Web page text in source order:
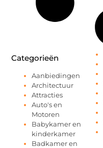
Categorieën
Aanbiedingen
Architectuur
Attracties
Auto's en
Motoren
Babykamer en
kinderkamer
Badkamer en